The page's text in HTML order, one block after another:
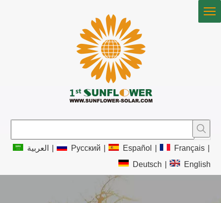
العربية Pусский Español Français
Deutsch
English